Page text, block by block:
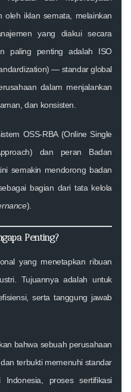
oleh iklan semata, melainkan
yang diakui secara
paling penting adalah ISO
— standar global
dalam menjalankan
dan konsisten.
OSS-RBA (Online Single
dan peran Badan
semakin mendorong badan
bagian dari tata kelola
).
Penting?
yang menetapkan ribuan
Tujuannya adalah untuk
serta tanggung jawab
bahwa sebuah perusahaan
terbukti memenuhi standar
proses sertifikasi